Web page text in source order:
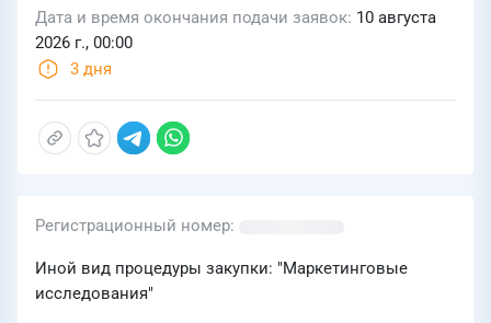
Дата и время окончания подачи заявок 10 августа
2026 г., 00:00
3 дня
Регистрационный номер
Иной вид процедуры закупки: "Маркетинговые
исследования"